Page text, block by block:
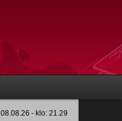
08.08.26 - klo: 21.29